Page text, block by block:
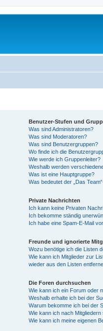
Benutzer-Stufen und
Was sind Administratoren?
Was sind Moderatoren?
Was sind Benutzergruppen?
Wo finde ich die
Wie werde ich Gruppenleiter?
Weshalb werden
Was ist eine Hauptgruppe?
Was bedeutet der „Das
Private Nachrichten
Ich kann keine Privaten
Ich bekomme ständig
Ich habe eine Spam-E-Mail
Freunde und ignorierte
Wozu benötige ich die Listen
Wie kann ich Mitglieder zur
wieder aus den Listen
Die Foren durchsuchen
Wie kann ich ein Forum oder
Weshalb erhalte ich bei der
Warum bekomme ich bei der
Wie kann ich nach Mitgliedern
Wie kann ich meine eigenen